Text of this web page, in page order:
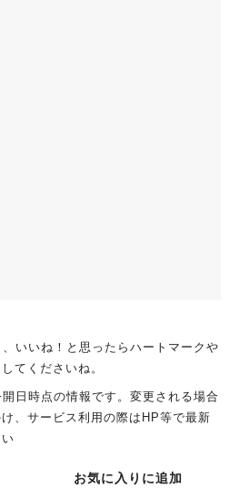
いいね！と思ったらハートマークや
てくださいね。
日時点の情報です。変更される場合
、サービス利用の際はHP等で最新
お気に入りに追加